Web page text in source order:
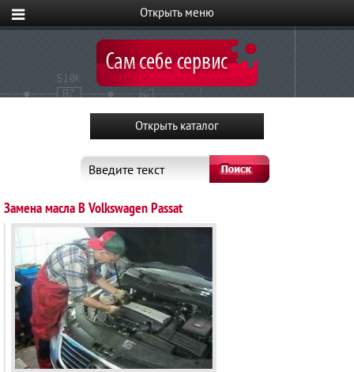
Введите текст
Замена масла В Volkswagen Passat